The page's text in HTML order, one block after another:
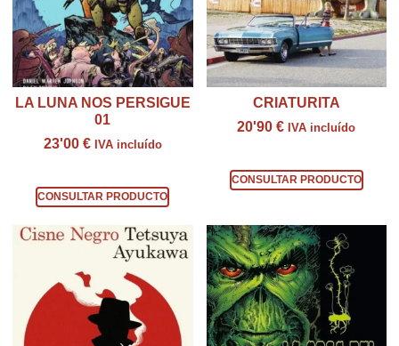
LA LUNA NOS PERSIGUE
01
23'00 € IVA incluído
CONSULTAR PRODUCTO
CRIATURITA
20'90€ IVA incluído
CONSULTAR PRODUCTO